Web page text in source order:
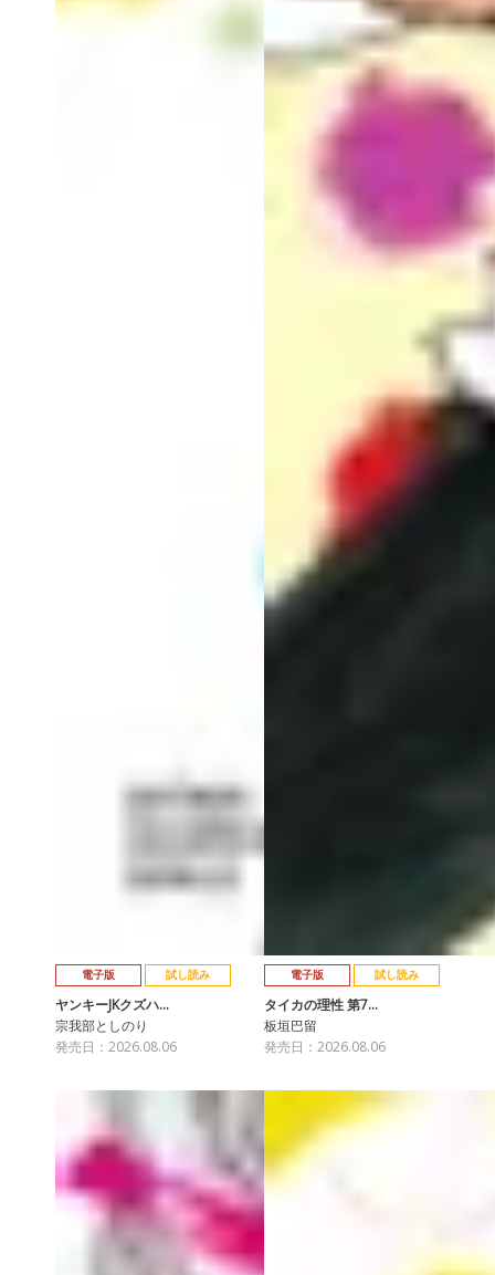
電子版 試し読み
ヤンキーJKクズハ…
宗我部としのり
発売日：2026.08.06
電子版 試し読み
タイカの理性 第7…
板垣巴留
発売日：2026.08.06